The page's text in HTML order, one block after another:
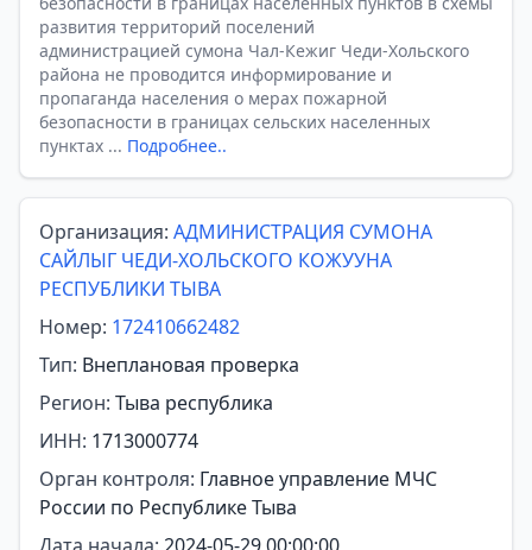
развития территорий поселений
администрацией сумона Чал-Кежиг Чеди-Хольского
района не проводится информирование и
пропаганда населения о мерах пожарной
безопасности в границах сельских населенных
пунктах ... Подробнее..
Организация: АДМИНИСТРАЦИЯ СУМОНА
САЙЛЫГ ЧЕДИ-ХОЛЬСКОГО КОЖУУНА
РЕСПУБЛИКИ ТЫВА
Номер: 172410662482
Тип: Внеплановая проверка
Регион: Тыва республика
ИНН: 1713000774
Орган контроля: Главное управление МЧС
России по Республике Тыва